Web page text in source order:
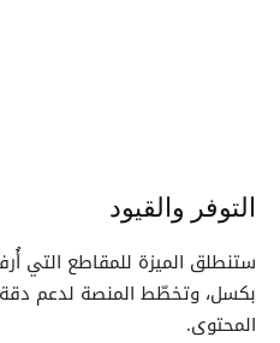
التوفر والقيود
المحتوى.